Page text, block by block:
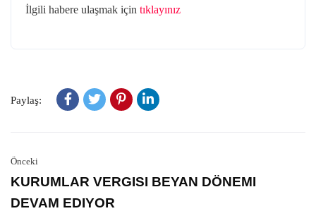
İlgili habere ulaşmak için tıklayınız
Paylaş:
Önceki
KURUMLAR VERGISI BEYAN DÖNEMI
DEVAM EDIYOR